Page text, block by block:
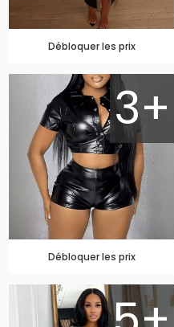
Débloquer les prix
3+
Débloquer les prix